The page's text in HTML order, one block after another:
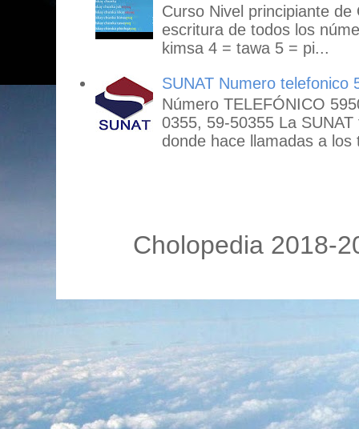
Curso Nivel principiante
escritura de todos los
kimsa 4 = tawa 5 = pi...
SUNAT Numero telefonico
Número TELEFÓNICO
0355, 59-50355 La
donde hace llamadas a los
Cholopedia 2018-